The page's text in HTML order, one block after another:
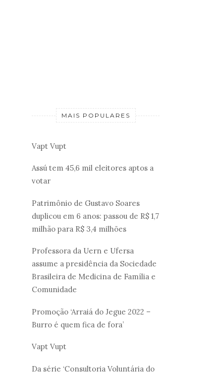
MAIS POPULARES
Vapt Vupt
Assú tem 45,6 mil eleitores aptos a
votar
Patrimônio de Gustavo Soares
duplicou em 6 anos: passou de R$ 1,7
milhão para R$ 3,4 milhões
Professora da Uern e Ufersa
assume a presidência da Sociedade
Brasileira de Medicina de Família e
Comunidade
Promoção ‘Arraiá do Jegue 2022 –
Burro é quem fica de fora’
Vapt Vupt
Da série ‘Consultoria Voluntária do